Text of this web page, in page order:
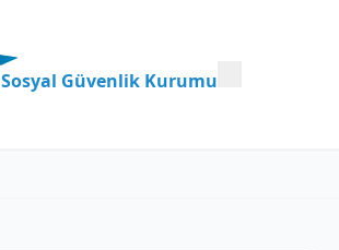
Sosyal Güvenlik Kurumu